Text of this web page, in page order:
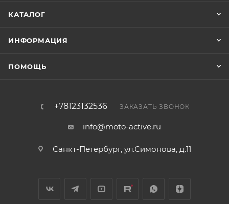
КАТАЛОГ
ИНФОРМАЦИЯ
ПОМОЩЬ
+78123132536 ЗАКАЗАТЬ ЗВОНОК
info@moto-active.ru
Санкт-Петербург, ул.Симонова, д.11